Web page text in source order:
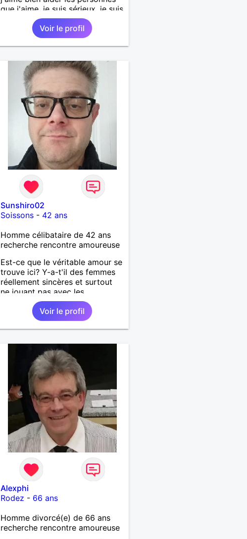
que j'aime, je suis sérieux, je suis
sincère, je suis honnête, j'aime
pas qu'on joue avec moi et
j'aime pas les mensonges. Je
cherche une relation amoureuse
Voir le profil
Sunshiro02
Soissons - 42 ans
Homme célibataire de 42 ans
recherche rencontre amoureuse
Est-ce que le véritable amour se
trouve ici? Y-a-t'il des femmes
réellement sincères et surtout
ne jouant pas avec les
sentiments des hommes? Etant
un homme protecteur et
bienveillant, je veux continuer
d'y croire et pouvoir enfin
désir temps. Faux profil,
profiteuse et autres joyeuseté
passer votre chemin, vous ne
m'intéressez pas du tout!
Voir le profil
Alexphi
Rodez - 66 ans
Homme divorcé(e) de 66 ans
recherche rencontre amoureuse